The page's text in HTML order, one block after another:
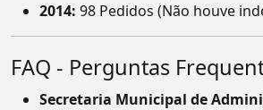
2014: 98 Pedidos (Não houve
FAQ - Perguntas
Secretaria Municipal de